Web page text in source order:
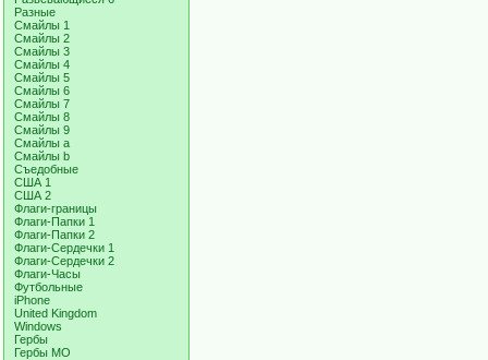
Разные
Смайлы 1
Смайлы 2
Смайлы 3
Смайлы 4
Смайлы 5
Смайлы 6
Смайлы 7
Смайлы 8
Смайлы 9
Смайлы a
Смайлы b
Съедобные
США 1
США 2
Флаги-границы
Флаги-Папки 1
Флаги-Папки 2
Флаги-Сердечки 1
Флаги-Сердечки 2
Флаги-Часы
Футбольные
iPhone
United Kingdom
Windows
Гербы
Гербы МО